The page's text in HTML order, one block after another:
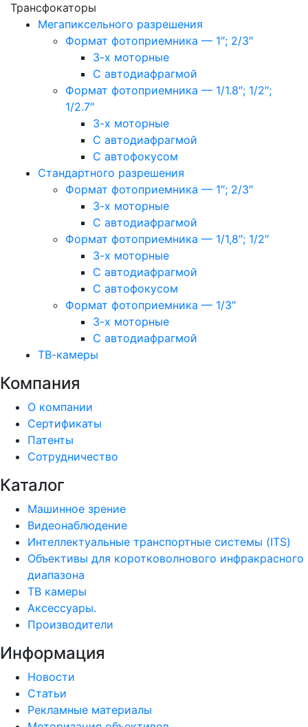
Трансфокаторы
Мегапиксельного разрешения
Формат фотоприемника — 1″; 2/3″
3-х моторные
С автодиафрагмой
Формат фотоприемника — 1/1.8″; 1/2″;
1/2.7″
3-х моторные
С автодиафрагмой
С автофокусом
Стандартного разрешения
Формат фотоприемника — 1″; 2/3″
3-х моторные
С автодиафрагмой
Формат фотоприемника — 1/1,8″; 1/2″
3-х моторные
С автодиафрагмой
С автофокусом
Формат фотоприемника — 1/3″
3-х моторные
С автодиафрагмой
ТВ-камеры
Компания
О компании
Сертификаты
Патенты
Сотрудничество
Каталог
Машинное зрение
Видеонаблюдение
Интеллектуальные транспортные системы (ITS)
Объективы для коротковолнового инфракрасного
диапазона
ТВ камеры
Аксессуары.
Производители
Информация
Новости
Статьи
Рекламные материалы